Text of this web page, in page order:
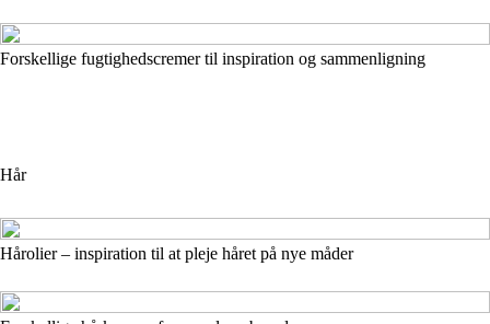
Forskellige fugtighedscremer til inspiration og sammenligning
Hår
Hårolier – inspiration til at pleje håret på nye måder